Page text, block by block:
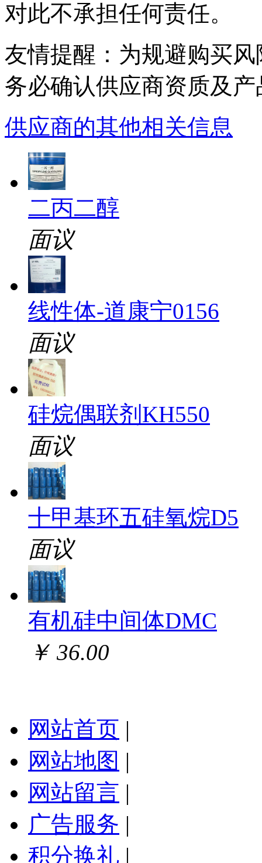
对此不承担任何责任。
友情提醒：为规避购买
务必确认供应商资质及
供应商的其他相关信息
二丙二醇
面议
线性体-道康宁0156
面议
硅烷偶联剂KH550
面议
十甲基环五硅氧烷D5
面议
有机硅中间体DMC
￥ 36.00
网站首页 |
网站地图 |
网站留言 |
广告服务 |
积分换礼 |